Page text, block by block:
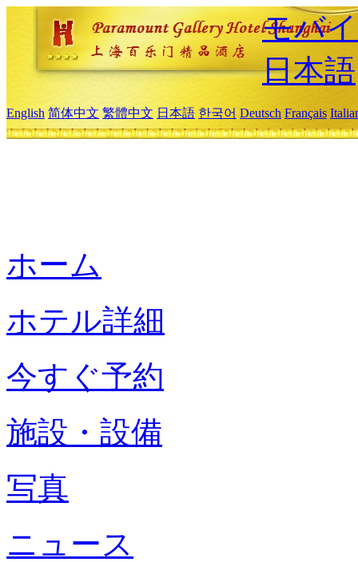
モバ
日本語
English 简体中文 繁體中文 日本語 한국어 Deutsch Français
ホーム
ホテル詳細
今すぐ予約
施設・設備
写真
ニュース